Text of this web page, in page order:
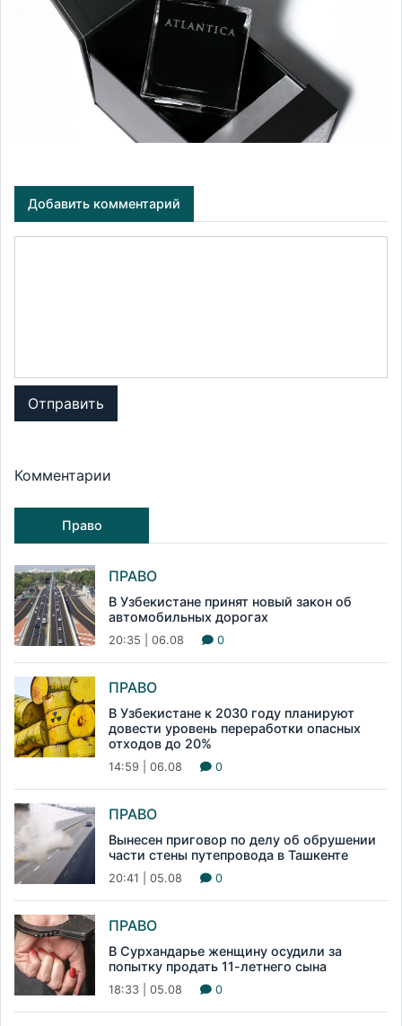
Добавить комментарий
Отправить
Комментарии
Право
ПРАВО
В Узбекистане принят новый закон об
автомобильных дорогах
20:35 | 06.08 0
ПРАВО
В Узбекистане к 2030 году планируют
довести уровень переработки опасных
отходов до 20%
14:59 | 06.08 0
ПРАВО
Вынесен приговор по делу об обрушении
части стены путепровода в Ташкенте
20:41 | 05.08 0
ПРАВО
В Сурхандарье женщину осудили за
попытку продать 11-летнего сына
18:33 | 05.08 0